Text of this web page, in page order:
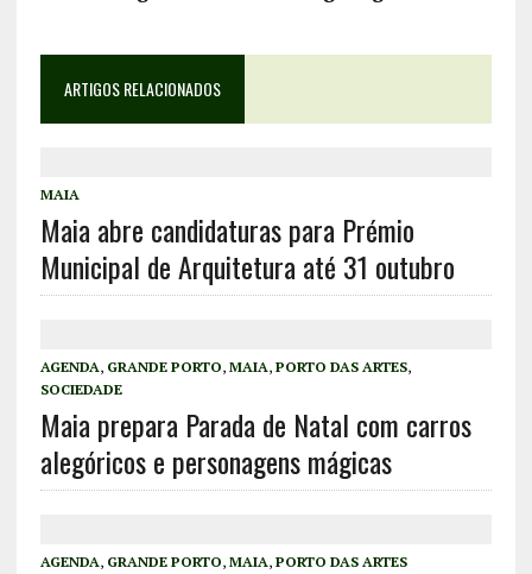
ARTIGOS RELACIONADOS
MAIA
Maia abre candidaturas para Prémio
Municipal de Arquitetura até 31 outubro
AGENDA, GRANDE PORTO, MAIA, PORTO DAS ARTES,
SOCIEDADE
Maia prepara Parada de Natal com carros
alegóricos e personagens mágicas
AGENDA, GRANDE PORTO, MAIA, PORTO DAS ARTES